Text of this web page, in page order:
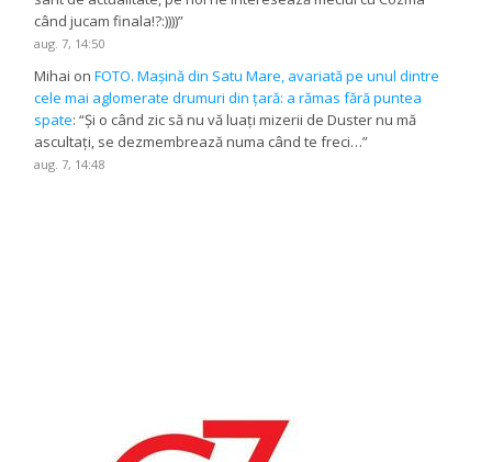
când jucam finala!?:))))”
aug. 7, 14:50
Mihai onFOTO. Mașină din Satu Mare, avariată pe unul dintre
cele mai aglomerate drumuri din țară: a rămas fără puntea
spate: “Și o când zic să nu vă luați mizerii de Duster nu mă
ascultați, se dezmembrează numa când te freci…”
aug. 7, 14:48